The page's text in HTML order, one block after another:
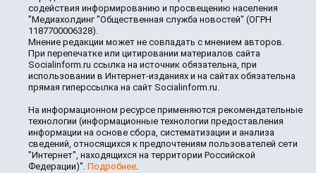
содействия информированию и просвещению населения
"Медиахолдинг "Общественная служба новостей" (ОГРН
1187700006328).
Мнение редакции может не совпадать с мнением авторов.
При перепечатке или цитировании материалов сайта
Socialinform.ru ссылка на источник обязательна, при
использовании в Интернет-изданиях и на сайтах обязательна
прямая гиперссылка на сайт Socialinform.ru.
На информационном ресурсе применяются рекомендательные
технологии (информационные технологии предоставления
информации на основе сбора, систематизации и анализа
сведений, относящихся к предпочтениям пользователей сети
"Интернет", находящихся на территории Российской
Федерации)". Подробнее.